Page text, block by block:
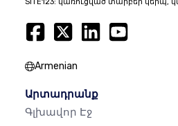
Armenian
Արտադրանք
Գլխավոր Էջ